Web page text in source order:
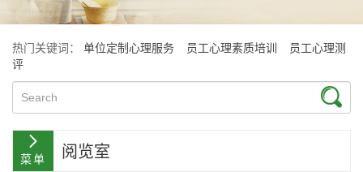
热门关键词： 单位定制心理服务 员工心理素质培训
员工心理测
评
阅览室